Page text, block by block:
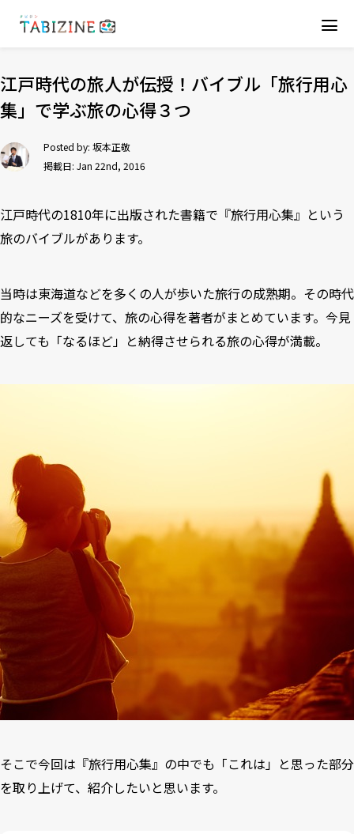
江戸時代の旅人が伝授！バイブル「旅行用心
集」で学ぶ旅の心得３つ
Posted by: 坂本正敬
掲載日: Jan 22nd, 2016
江戸時代の1810年に出版された書籍で『旅行用心集』という
旅のバイブルがあります。
当時は東海道などを多くの人が歩いた旅行の成熟期。その時代
的なニーズを受けて、旅の心得を著者がまとめています。今見
返しても「なるほど」と納得させられる旅の心得が満載。
そこで今回は『旅行用心集』の中でも「これは」と思った部分
を取り上げて、紹介したいと思います。